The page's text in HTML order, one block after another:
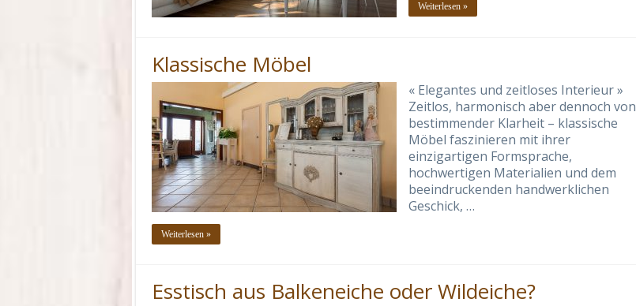
Weiterlesen »
Klassische Möbel
« Elegantes und zeitloses Interieur »
Zeitlos, harmonisch aber dennoch von
bestimmender Klarheit – klassische
Möbel faszinieren mit ihrer
einzigartigen Formsprache,
hochwertigen Materialien und dem
beeindruckenden handwerklichen
Geschick, …
Weiterlesen »
Esstisch aus Balkeneiche oder Wildeiche?